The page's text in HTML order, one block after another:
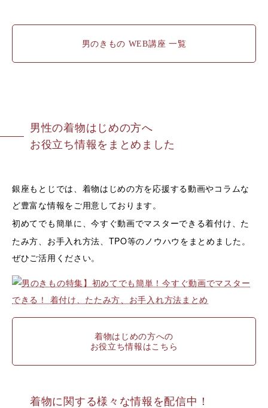
男のきもの WEB講座 一覧
男性の着物はじめの方へ
お役立ち情報をまとめました
銀座もとじでは、着物はじめの方を応援する動画やコラムな
ど豊富な情報をご用意しております。
初めてでも簡単に、今すぐ動画でマスターできる着付け、た
たみ方、お手入れ方法、TPO等のノウハウ をまとめました。
ぜひご活用ください。
着物はじめの方への
お役立ち情報はこちら
着物に関する様々な情報を配信中！